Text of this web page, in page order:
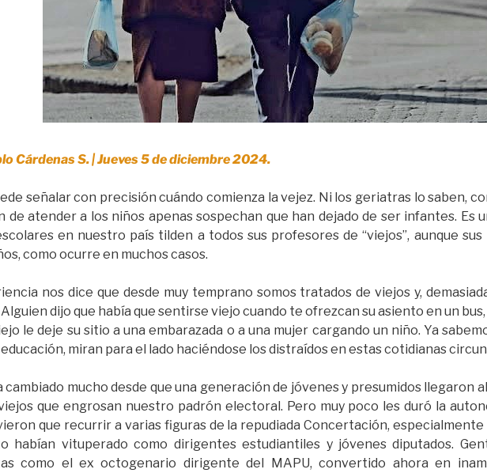
Cárdenas S. | Jueves 5 de diciembre 2024.
señalar con precisión cuándo comienza la vejez. Ni los geriatras lo saben,
de atender a los niños apenas sospechan que han dejado de ser infantes. Es
en nuestro país tilden a todos sus profesores de “viejos”, aunque
como ocurre en muchos casos.
nos dice que desde muy temprano somos tratados de viejos y,
dijo que había que sentirse viejo cuando te ofrezcan su asiento en un
le deje su sitio a una embarazada o a una mujer cargando un niño. Ya
miran para el lado haciéndose los distraídos en estas cotidianas
cambiado mucho desde que una generación de jóvenes y presumidos llegaron
que engrosan nuestro padrón electoral. Pero muy poco les duró la
que recurrir a varias figuras de la repudiada Concertación, especialmente
habían vituperado como dirigentes estudiantiles y jóvenes diputados.
como el ex octogenario dirigente del MAPU, convertido ahora en